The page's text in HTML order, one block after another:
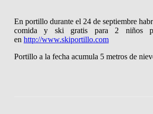
En portillo durante el 24 de septiembre
comida y ski gratis para 2 niños
en http://www.skiportillo.com
Portillo a la fecha acumula 5 metros de